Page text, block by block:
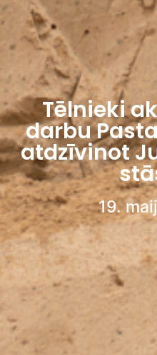
Tēlnieki
darbu
atdzīvinot
19.